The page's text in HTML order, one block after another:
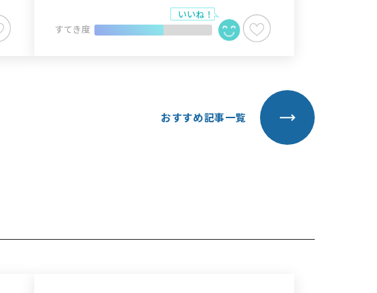
すてき度
おすすめ記事一覧